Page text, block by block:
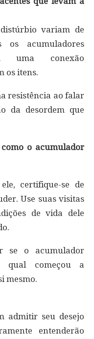
variam de
os acumuladores
uma conexão
os itens.
resistência ao falar
da desordem que
o acumulador
certifique-se de
Use suas visitas
de vida dele
se o acumulador
começou a
mesmo.
admitir seu desejo
entenderão